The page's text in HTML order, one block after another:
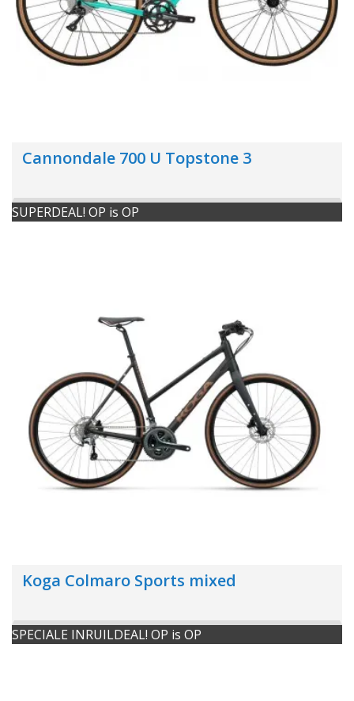
Cannondale 700 U Topstone 3
SUPERDEAL! OP is OP
Koga Colmaro Sports mixed
SPECIALE INRUILDEAL! OP is OP